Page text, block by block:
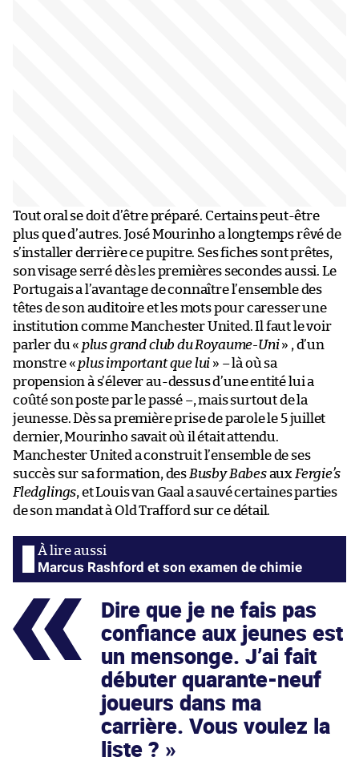
Tout oral se doit d’être préparé. Certains peut-être
plus que d’autres. José Mourinho a longtemps rêvé de
s’installer derrière ce pupitre. Ses fiches sont prêtes,
son visage serré dès les premières secondes aussi. Le
Portugais a l’avantage de connaître l’ensemble des
têtes de son auditoire et les mots pour caresser une
institution comme Manchester United. Il faut le voir
parler du « plus grand club du Royaume-Uni» , d’un
monstre « plus important que lui » – là où sa
propension à s’élever au-dessus d’une entité lui a
coûté son poste par le passé –, mais surtout de la
jeunesse. Dès sa première prise de parole le 5 juillet
dernier, Mourinho savait où il était attendu.
Manchester United a construit l’ensemble de ses
succès sur sa formation, des Busby Babesaux Fergie’s
Fledglings, et Louis van Gaal a sauvé certaines parties
de son mandat à Old Trafford sur ce détail.
Marcus Rashford et son examen de chimie
Dire que je ne fais pas
confiance aux jeunes est
un mensonge. J’ai fait
débuter quarante-neuf
joueurs dans ma
carrière. Vous voulez la
liste ?